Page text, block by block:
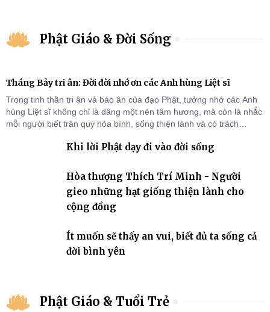
Phật Giáo & Đời Sống
Tháng Bảy tri ân: Đời đời nhớ ơn các Anh hùng Liệt sĩ
Trong tinh thần tri ân và báo ân của đạo Phật, tưởng nhớ các Anh
hùng Liệt sĩ không chỉ là dâng một nén tâm hương, mà còn là nhắc
mỗi người biết trân quý hòa bình, sống thiện lành và có trách
Khi lời Phật dạy đi vào đời sống
Hòa thượng Thích Trí Minh - Người
gieo những hạt giống thiện lành cho
cộng đồng
Ít muốn sẽ thấy an vui, biết đủ ta sống cả
đời bình yên
Phật Giáo & Tuổi Trẻ